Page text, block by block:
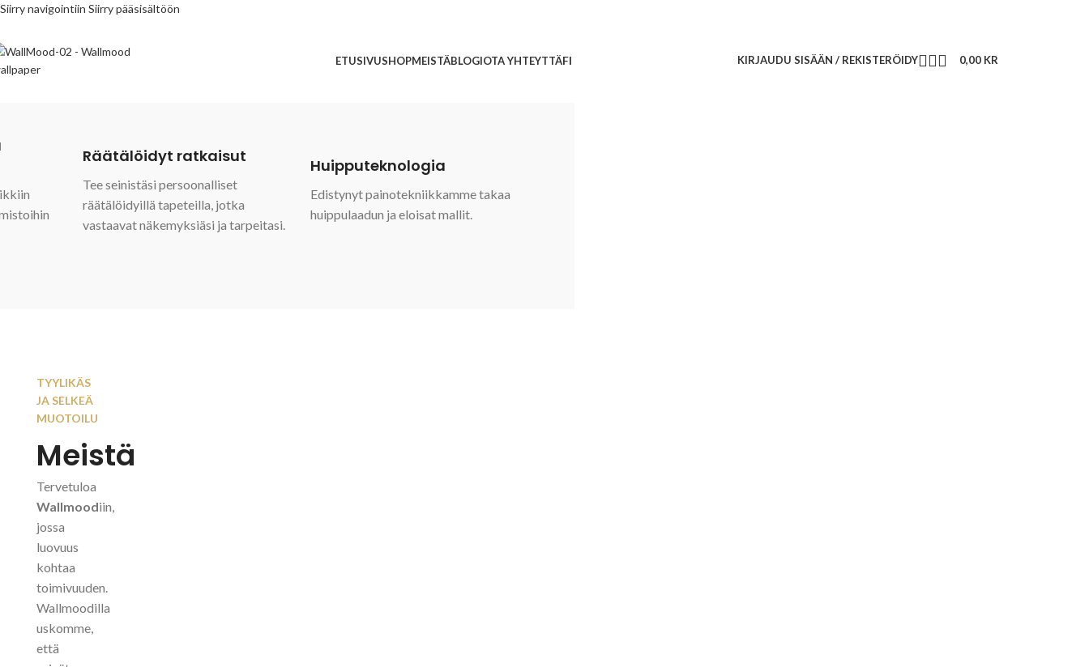
Siirry navigointiin Siirry pääsisältöön
ETUSIVUSHOPMEISTÄBLOGIOTA YHTEYTTÄ KIRJAUDU SISÄÄN / REKISTERÖIDY 0,00 KR
Räätälöidyt ratkaisut
Tee seinistäsi persoonalliset
räätälöidyillä tapeteilla, jotka
vastaavat näkemyksiäsi ja tarpeitasi.
Huipputeknologia
Edistynyt painotekniikkamme takaa
huippulaadun ja eloisat mallit.
TYYLIKÄS
JA SELKEÄ
MUOTOILU
Meistä
Tervetuloa
Wallmoodiin,
jossa
luovuus
kohtaa
toimivuuden.
Wallmoodilla
uskomme,
että